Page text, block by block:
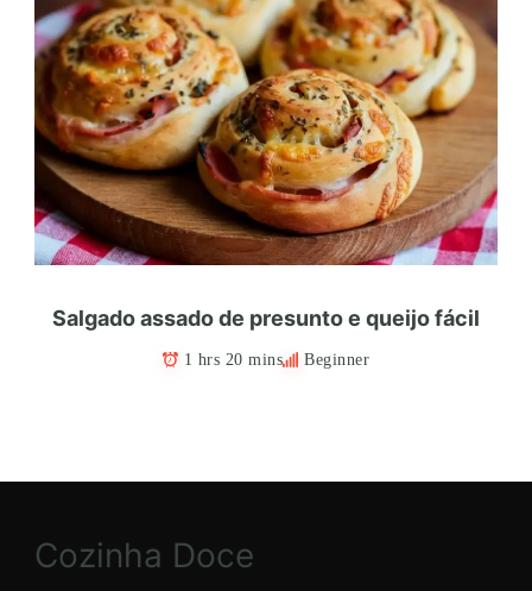
Salgado assado de presunto e queijo fácil
1 hrs 20 mins Beginner
Cozinha Doce